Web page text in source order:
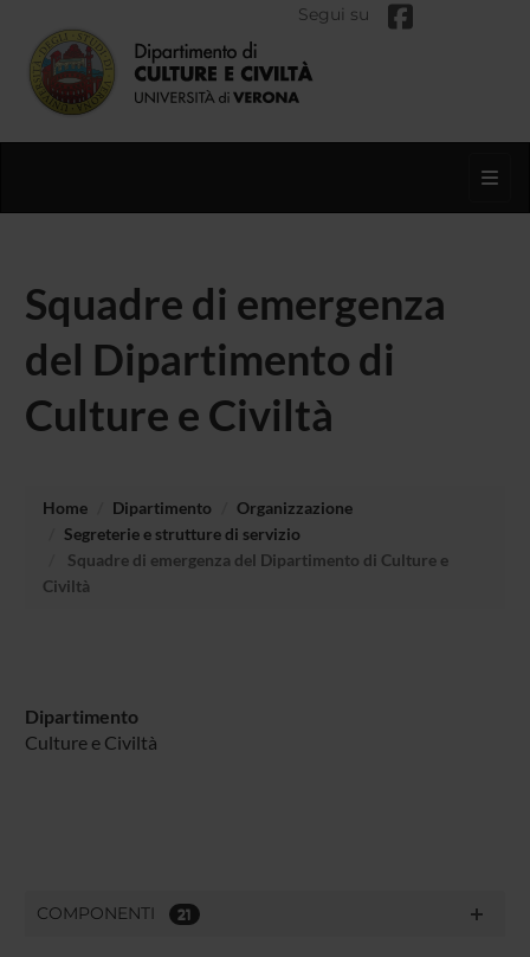
Segui su
Squadre di emergenza
del Dipartimento di
Culture e Civiltà
Home Dipartimento
Organizzazione
Segreterie e strutture di servizio
Squadre di emergenza del Dipartimento di Culture e
Civiltà
Dipartimento
Culture e Civiltà
COMPONENTI 21